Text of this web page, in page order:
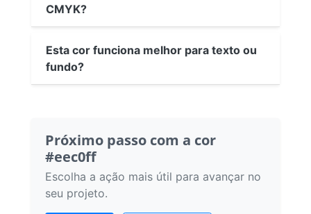
CMYK?
Esta cor funciona melhor para texto ou
fundo?
Próximo passo com a cor
#eec0ff
Escolha a ação mais útil para avançar no
seu projeto.